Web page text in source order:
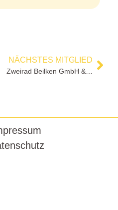
NÄCHSTES MITGLIED
Zweirad Beilken GmbH & Co. KG